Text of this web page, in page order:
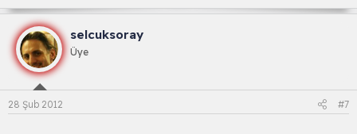
selcuksoray
Üye
28 Şub 2012 #7